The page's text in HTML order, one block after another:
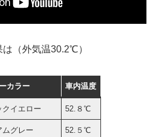
は（外気温30.2℃）
カラー 車内温度
クイエロー 52.８℃
ムグレー 52.５℃